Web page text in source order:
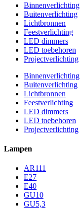
Binnenverlichting
Buitenverlichting
Lichtbronnen
Feestverlichting
LED dimmers
LED toebehoren
Projectverlichting
Binnenverlichting
Buitenverlichting
Lichtbronnen
Feestverlichting
LED dimmers
LED toebehoren
Projectverlichting
Lampen
AR111
E27
E40
GU10
GU5,3